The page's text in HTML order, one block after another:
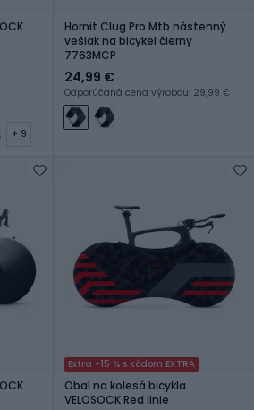
+ 9
Hornit Clug Pro Mtb nástenný
vešiak na bicykel čierny
7763MCP
24,99 €
Odporúčaná cena výrobcu: 29,99 €
Extra -15 % s kódom EXTRA
Obal na kolesá bicykla
VELOSOCK Red linie